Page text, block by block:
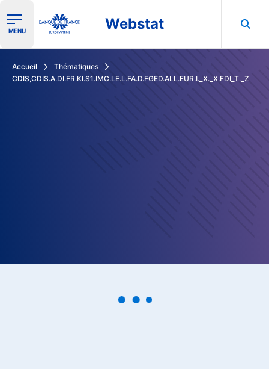
Ouvrir le menu de navigation
MENU Webstat
Accueil
Thématiques
CDIS,CDIS.A.DI.FR.KI.S1.IMC.LE.L.FA.D.FGED.ALL.EUR.I._X._X.FDI_T._Z